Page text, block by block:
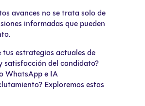
avances no se trata solo de
informadas que pueden
estrategias actuales de
satisfacción del candidato?
WhatsApp e IA
Exploremos estas